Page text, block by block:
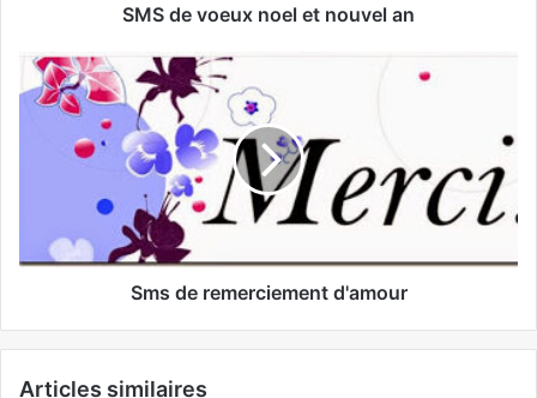
SMS de voeux noel et nouvel an
Sms de remerciement d'amour
Articles similaires